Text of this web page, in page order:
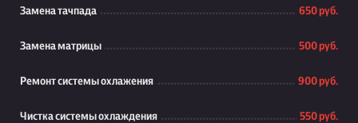
Замена тачпада 650 руб.
Замена матрицы 500 руб.
Ремонт системы охлажения 900 руб.
Чистка системы охлаждения 550 руб.